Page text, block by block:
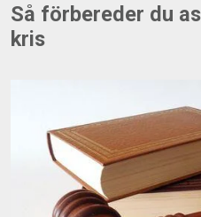
Så förbereder du
kris